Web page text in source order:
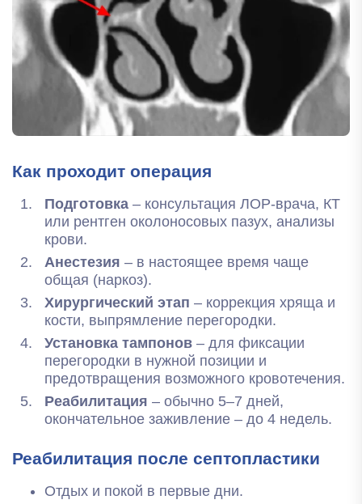
Как проходит операция
Подготовка – консультация ЛОР-врача, КТ
или рентген околоносовых пазух, анализы
крови.
Анестезия – в настоящее время чаще
общая (наркоз).
Хирургический этап – коррекция хряща и
кости, выпрямление перегородки.
Установка тампонов – для фиксации
перегородки в нужной позиции и
предотвращения возможного кровотечения.
Реабилитация – обычно 5–7 дней,
окончательное заживление – до 4 недель.
Реабилитация после септопластики
Отдых и покой в первые дни.